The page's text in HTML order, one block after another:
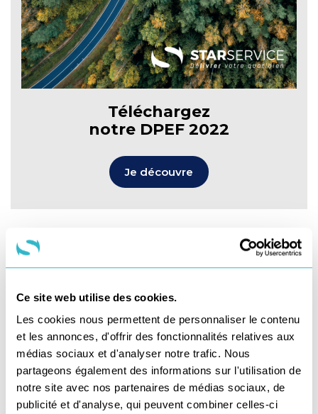
Ce site web utilise des cookies.
Les cookies nous permettent de personnaliser le contenu
et les annonces, d'offrir des fonctionnalités relatives aux
médias sociaux et d'analyser notre trafic. Nous
partageons également des informations sur l'utilisation de
notre site avec nos partenaires de médias sociaux, de
publicité et d'analyse, qui peuvent combiner celles-ci
Téléchargez
notre DPEF 2022
Je découvre
J'ai lu et j'accepte la politique de confidentialité de ce site.